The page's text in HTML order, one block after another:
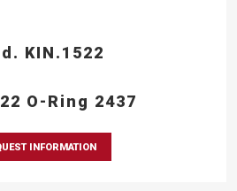
KIN.1522
O-Ring 2437
INFORMATION